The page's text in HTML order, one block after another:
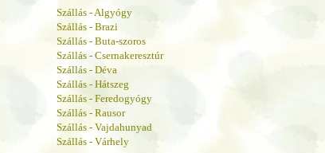
Szállás - Algyógy
Szállás - Brazi
Szállás - Buta-szoros
Szállás - Csernakeresztúr
Szállás - Déva
Szállás - Hátszeg
Szállás - Feredogyógy
Szállás - Rausor
Szállás - Vajdahunyad
Szállás - Várhely